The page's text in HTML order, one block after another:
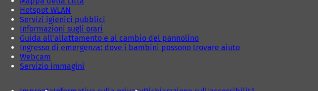
Hotspot WLAN
Servizi igienici pubblici
Informazioni sugli orari
Guida all'allattamento e al cambio del pannolino
Ingresso di emergenza: dove i bambini possono trovare aiuto
Webcam
Servizio immagini